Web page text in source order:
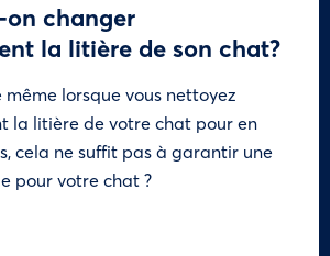
changer
la litière de son chat?
même lorsque vous nettoyez
la litière de votre chat pour en
cela ne suffit pas à garantir une
pour votre chat ?